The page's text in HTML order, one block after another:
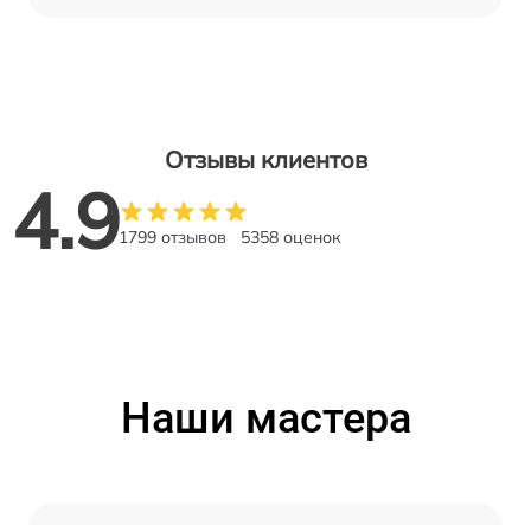
Отзывы клиентов
4.91799 отзывов 5358 оценок
Наши мастера